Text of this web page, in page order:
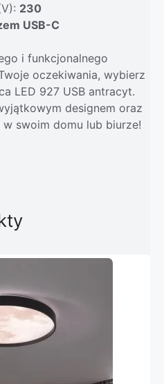
230
USB-C
i funkcjonalnego
oczekiwania, wybierz
LED 927 USB antracyt.
designem oraz
swoim domu lub biurze!